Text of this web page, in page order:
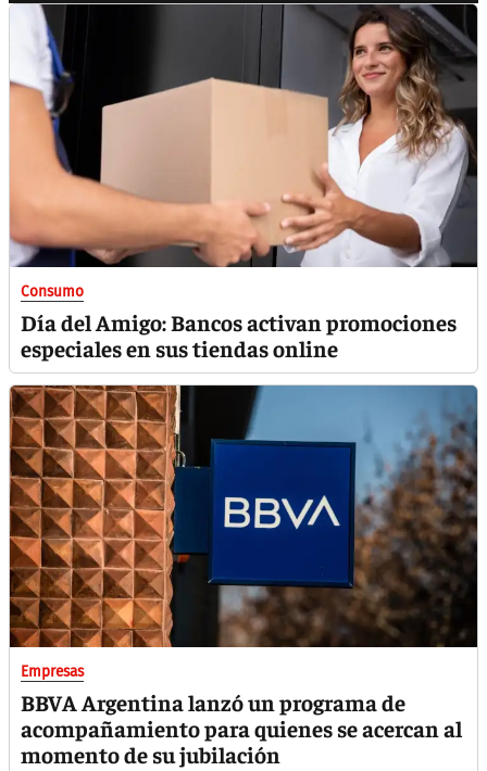
Consumo
Día del Amigo: Bancos activan promociones
especiales en sus tiendas online
Empresas
BBVA Argentina lanzó un programa de
acompañamiento para quienes se acercan al
momento de su jubilación